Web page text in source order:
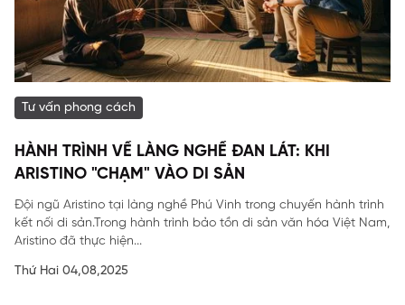
Tư vấn phong cách
HÀNH TRÌNH VỀ LÀNG NGHỀ ĐAN LÁT: KHI
ARISTINO "CHẠM" VÀO DI SẢN
Đội ngũ Aristino tại làng nghề Phú Vinh trong chuyến hành trình
kết nối di sản.Trong hành trình bảo tồn di sản văn hóa Việt Nam,
Aristino đã thực hiện...
Thứ Hai 04,08,2025